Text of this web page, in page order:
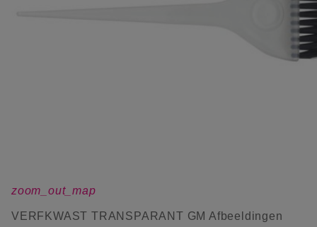
zoom_out_map
VERFKWAST TRANSPARANT GM Afbeeldingen